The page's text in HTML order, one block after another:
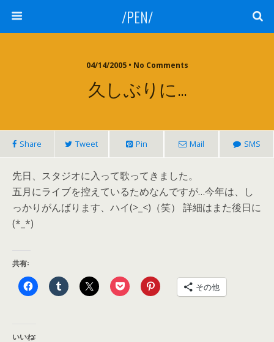
/PEN/
04/14/2005 • No Comments
久しぶりに…
Share Tweet Pin Mail SMS
先日、スタジオに入って歌ってきました。
五月にライブを控えているためなんですが…今年は、し
っかりがんばります、ハイ(>_<)（笑） 詳細はまた後日に
(*_*)
共有:
その他
いいね: